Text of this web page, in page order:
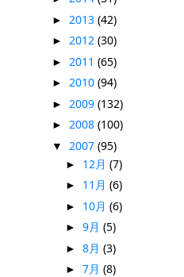
► 2013 (42)
► 2012 (30)
► 2011 (65)
► 2010 (94)
► 2009 (132)
► 2008 (100)
▼ 2007 (95)
► 12月 (7)
► 11月 (6)
► 10月 (6)
► 9月 (5)
► 8月 (3)
► 7月 (8)